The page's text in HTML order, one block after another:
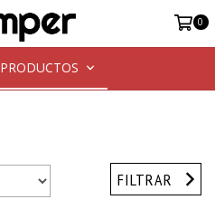
0
PRODUCTOS
FILTRAR